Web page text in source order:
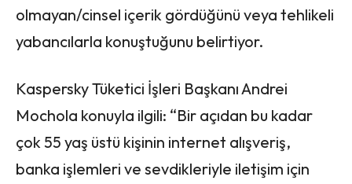
olmayan/cinsel içerik gördüğünü veya tehlikeli
yabancılarla konuştuğunu belirtiyor.
Kaspersky Tüketici İşleri Başkanı Andrei
Mochola konuyla ilgili: “Bir açıdan bu kadar
çok 55 yaş üstü kişinin internet alışveriş,
banka işlemleri ve sevdikleriyle iletişim için